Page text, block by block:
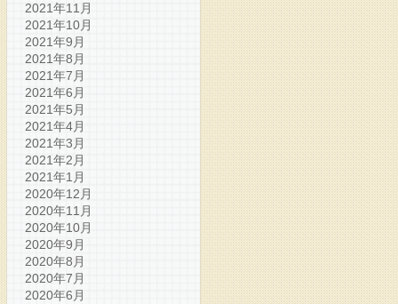
2021年11月
2021年10月
2021年9月
2021年8月
2021年7月
2021年6月
2021年5月
2021年4月
2021年3月
2021年2月
2021年1月
2020年12月
2020年11月
2020年10月
2020年9月
2020年8月
2020年7月
2020年6月